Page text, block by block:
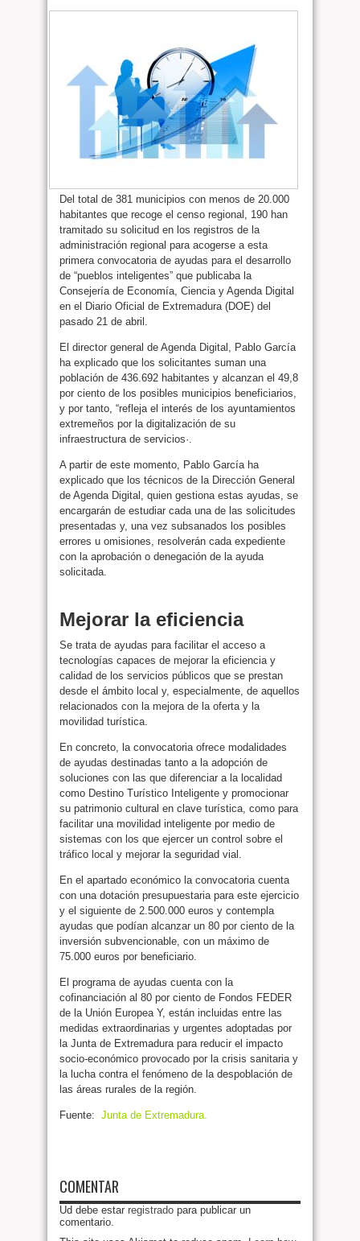
Del total de 381 municipios con menos de 20.000
habitantes que recoge el censo regional, 190 han
tramitado su solicitud en los registros de la
administración regional para acogerse a esta
primera convocatoria de ayudas para el desarrollo
de “pueblos inteligentes” que publicaba la
Consejería de Economía, Ciencia y Agenda Digital
en el Diario Oficial de Extremadura (DOE) del
pasado 21 de abril.
El director general de Agenda Digital, Pablo García
ha explicado que los solicitantes suman una
población de 436.692 habitantes y alcanzan el 49,8
por ciento de los posibles municipios beneficiarios,
y por tanto, “refleja el interés de los ayuntamientos
extremeños por la digitalización de su
infraestructura de servicios·.
A partir de este momento, Pablo García ha
explicado que los técnicos de la Dirección General
de Agenda Digital, quien gestiona estas ayudas, se
encargarán de estudiar cada una de las solicitudes
presentadas y, una vez subsanados los posibles
errores u omisiones, resolverán cada expediente
con la aprobación o denegación de la ayuda
solicitada.
Mejorar la eficiencia
Se trata de ayudas para facilitar el acceso a
tecnologías capaces de mejorar la eficiencia y
calidad de los servicios públicos que se prestan
desde el ámbito local y, especialmente, de aquellos
relacionados con la mejora de la oferta y la
movilidad turística.
En concreto, la convocatoria ofrece modalidades
de ayudas destinadas tanto a la adopción de
soluciones con las que diferenciar a la localidad
como Destino Turístico Inteligente y promocionar
su patrimonio cultural en clave turística, como para
facilitar una movilidad inteligente por medio de
sistemas con los que ejercer un control sobre el
tráfico local y mejorar la seguridad vial.
En el apartado económico la convocatoria cuenta
con una dotación presupuestaria para este ejercicio
y el siguiente de 2.500.000 euros y contempla
ayudas que podían alcanzar un 80 por ciento de la
inversión subvencionable, con un máximo de
75.000 euros por beneficiario.
El programa de ayudas cuenta con la
cofinanciación al 80 por ciento de Fondos FEDER
de la Unión Europea Y, están incluidas entre las
medidas extraordinarias y urgentes adoptadas por
la Junta de Extremadura para reducir el impacto
socio-económico provocado por la crisis sanitaria y
la lucha contra el fenómeno de la despoblación de
las áreas rurales de la región.
Fuente: Junta de Extremadura.
COMENTAR
Ud debe estar registrado para publicar un
comentario.